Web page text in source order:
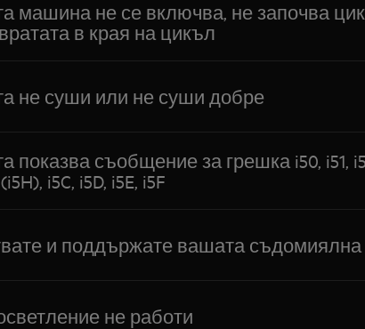
машина не се включва, не започва
в края на цикъл
не суши или не суши добре
съобщение за грешка i50, i51,
i5C, i5D, i5E, i5F
и поддържате вашата съдомиялна
не работи